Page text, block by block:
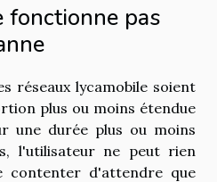
fonctionne pas
réseaux lycamobile soient
plus ou moins étendue
une durée plus ou moins
l'utilisateur ne peut rien
contenter d'attendre que